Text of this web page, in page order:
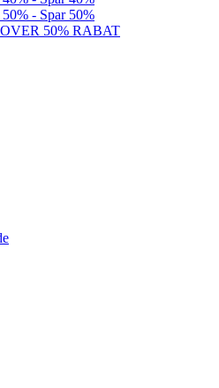
- Spar 50%
50% RABAT